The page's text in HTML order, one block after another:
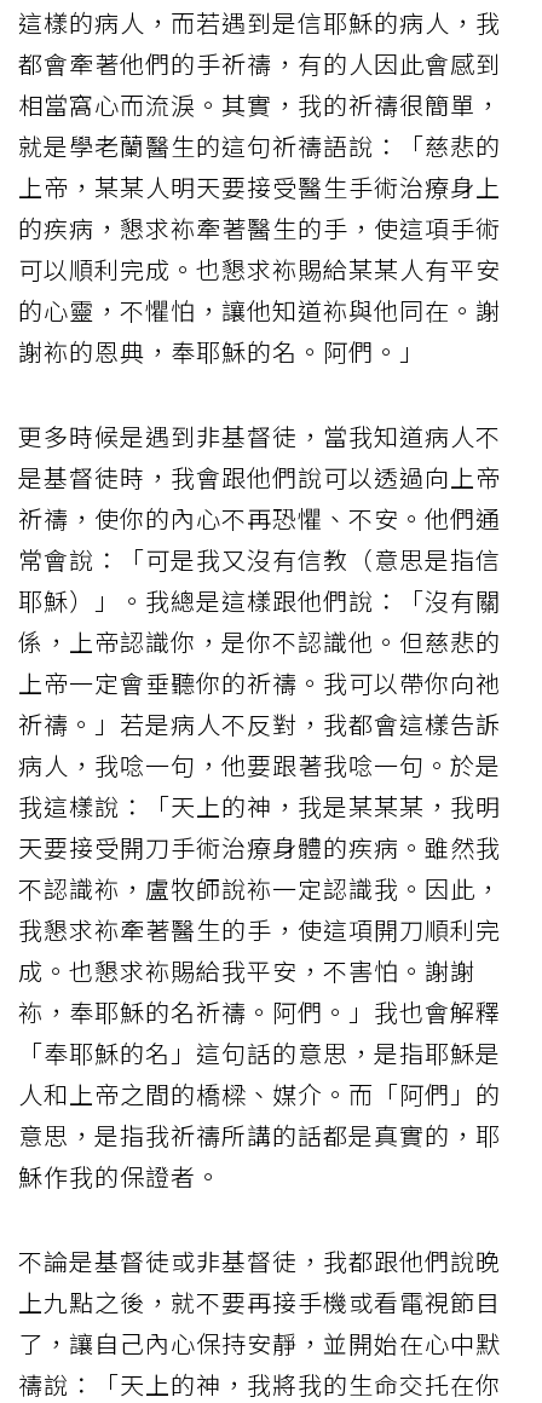
這樣的病人，而若遇到是信耶穌的病人，我
都會牽著他們的手祈禱，有的人因此會感到
相當窩心而流淚。其實，我的祈禱很簡單，
就是學老蘭醫生的這句祈禱語說：「慈悲的
上帝，某某人明天要接受醫生手術治療身上
的疾病，懇求袮牽著醫生的手，使這項手術
可以順利完成。也懇求袮賜給某某人有平安
的心靈，不懼怕，讓他知道袮與他同在。謝
謝袮的恩典，奉耶穌的名。阿們。」
更多時候是遇到非基督徒，當我知道病人不
是基督徒時，我會跟他們說可以透過向上帝
祈禱，使你的內心不再恐懼、不安。他們通
常會說：「可是我又沒有信教（意思是指信
耶穌）」。我總是這樣跟他們說：「沒有關
係，上帝認識你，是你不認識他。但慈悲的
上帝一定會垂聽你的祈禱。我可以帶你向祂
祈禱。」若是病人不反對，我都會這樣告訴
病人，我唸一句，他要跟著我唸一句。於是
我這樣說：「天上的神，我是某某某，我明
天要接受開刀手術治療身體的疾病。雖然我
不認識袮，盧牧師說袮一定認識我。因此，
我懇求袮牽著醫生的手，使這項開刀順利完
成。也懇求袮賜給我平安，不害怕。謝謝
袮，奉耶穌的名祈禱。阿們。」我也會解釋
「奉耶穌的名」這句話的意思，是指耶穌是
人和上帝之間的橋樑、媒介。而「阿們」的
意思，是指我祈禱所講的話都是真實的，耶
穌作我的保證者。
不論是基督徒或非基督徒，我都跟他們說晚
上九點之後，就不要再接手機或看電視節目
了，讓自己內心保持安靜，並開始在心中默
禱說：「天上的神，我將我的生命交托在你